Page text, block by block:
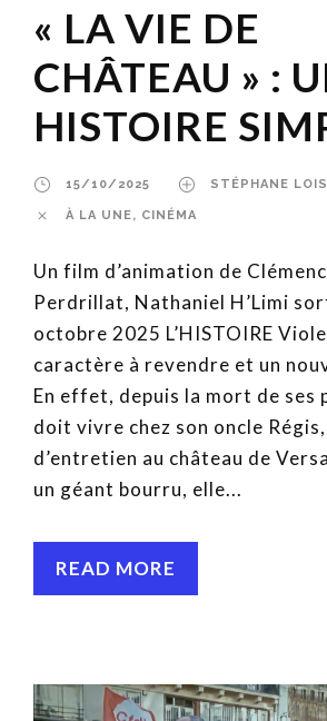
« LA VIE DE
CHÂTEAU » :
HISTOIRE
15/10/2025 STÉPHANE
À LA UNE, CINÉMA
Un film d’animation de
Perdrillat, Nathaniel H’Limi
octobre 2025 L’HISTOIRE
caractère à revendre et un
En effet, depuis la mort de ses
doit vivre chez son oncle
d’entretien au château de
un géant bourru, elle...
READ MORE